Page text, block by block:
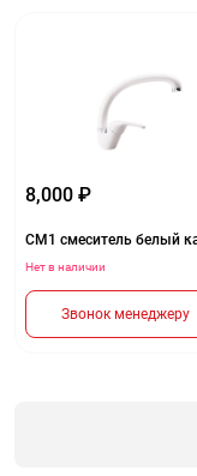
8,000 ₽
СМ1 смеситель белый
Нет в наличии
Звонок менеджеру